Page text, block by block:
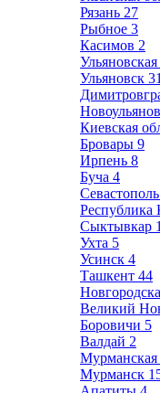
Рязань 27
Рыбное 3
Касимов 2
Ульяновская
Ульяновск 31
Киевская
Бровары 9
Ирпень 8
Буча 4
Севастополь
Республика
Сыктывкар
Ухта 5
Усинск 4
Ташкент 44
Великий
Боровичи 5
Валдай 2
Мурманская
Мурманск